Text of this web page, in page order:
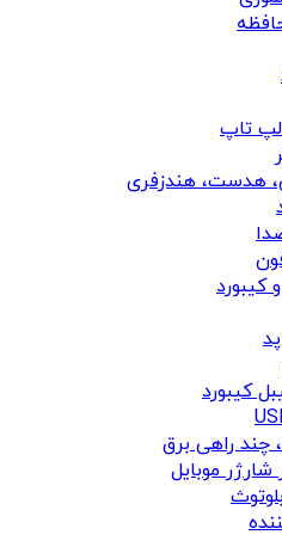
تاپ
هدست، هندزفری
کیبورد
کیبورد
چند راهی برق
شارژر موبایل